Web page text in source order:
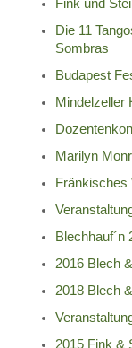
Fink und
Die 11
Sombras
Budapest
Mindelzeller
Marilyn
Fränkisches
Blechhauf´n
2016 Blech
2018 Blech
2015 Fink &